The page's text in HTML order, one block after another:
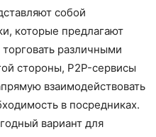
собой
которые предлагают
различными
стороны, P2P-сервисы
взаимодействовать
в посредниках.
вариант для